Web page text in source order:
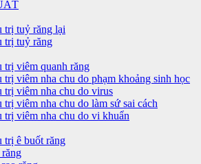
trị tuỷ răng lại
trị tuỷ răng
trị viêm quanh răng
trị viêm nha chu do phạm khoảng sinh học
trị viêm nha chu do virus
trị viêm nha chu do làm sứ sai cách
trị viêm nha chu do vi khuẩn
trị ê buốt răng